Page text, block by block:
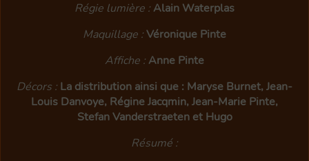
Régie lumière : Alain Waterplas
Maquillage :Véronique Pinte
Affiche : Anne Pinte
Décors : La distribution ainsi que : Maryse Burnet, Jean-
Louis Danvoye, Régine Jacqmin, Jean-Marie Pinte,
Stefan Vanderstraeten et Hugo
Résumé :